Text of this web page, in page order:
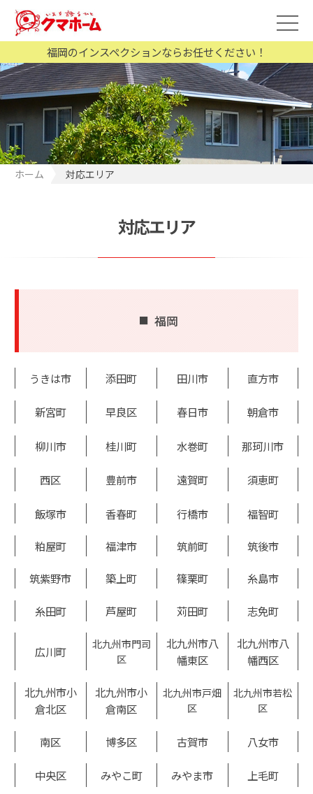
福岡のインスペクションならお任せください！
ホーム 対応エリア
対応エリア
福岡
うきは市 添田町 田川市 直方市
新宮町 早良区 春日市 朝倉市
柳川市 桂川町 水巻町 那珂川市
西区 豊前市 遠賀町 須恵町
飯塚市 香春町 行橋市 福智町
粕屋町 福津市 筑前町 筑後市
筑紫野市 築上町 篠栗町 糸島市
糸田町 芦屋町 苅田町 志免町
広川町
北九州市門司
区
北九州市八
幡東区
北九州市八
幡西区
北九州市小
倉北区
北九州市小
倉南区
北九州市戸畑
区
北九州市若松
区
南区 博多区 古賀市 八女市
中央区 みやこ町 みやま市 上毛町